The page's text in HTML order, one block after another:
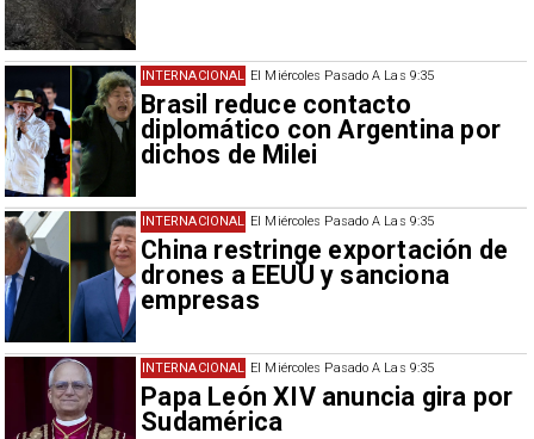
El Miércoles Pasado A Las 9:35
Brasil reduce contacto
diplomático con Argentina por
dichos de Milei
INTERNACIONAL
El Miércoles Pasado A Las 9:35
China restringe exportación de
drones a EEUU y sanciona
empresas
INTERNACIONAL
El Miércoles Pasado A Las 9:35
Papa León XIV anuncia gira por
Sudamérica
INTERNACIONAL